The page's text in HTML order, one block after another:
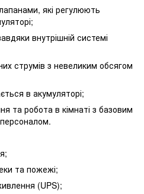
які регулюють
внутрішній системі
струмів з невеликим обсягом
в акумуляторі;
та робота в кімнаті з базовим
та пожежі;
(UPS);